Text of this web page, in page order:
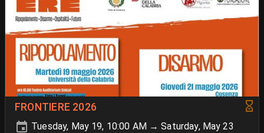
FRONTIERE 2026
Tuesday, May 19, 10:00 AM → Saturday, May 23